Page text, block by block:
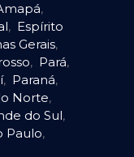
,
, Espírito
Gerais,
, Pará,
, Paraná,
Norte,
do Sul,
Paulo,